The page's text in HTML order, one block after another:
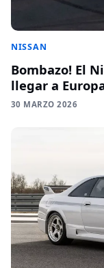
NISSAN
Bombazo! El
llegar a
30 MARZO 2026